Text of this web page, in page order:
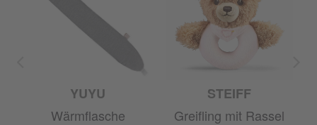
YUYU
Wärmflasche
STEIFF
Greifling mit Rassel